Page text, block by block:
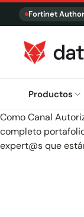
Fortinet
Productos
Como Canal
completo
expert@s que